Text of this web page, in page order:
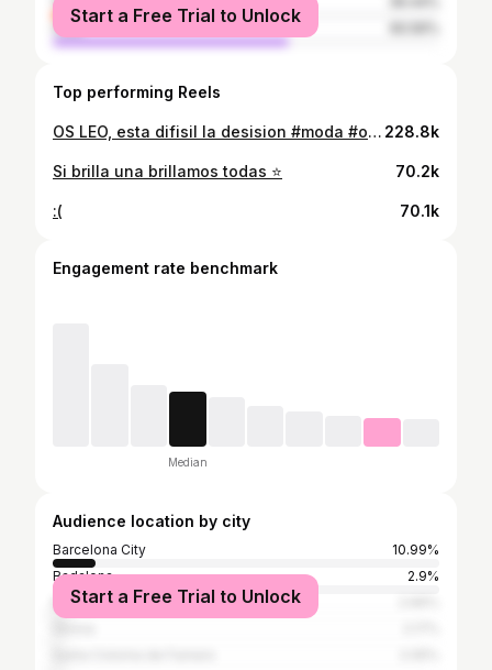
male
Start a Free Trial to Unlock
Top performing Reels
OS LEO, esta difisil la desision #moda #outfits #imjustagirl #grwm #look 228.8k
Si brilla una brillamos todas ⭐️ 70.2k
:( 70.1k
Engagement rate benchmark
Median
Audience location by city
Barcelona City
10.99%
Badalona
2.9%
Mataró
Start a Free Trial to Unlock